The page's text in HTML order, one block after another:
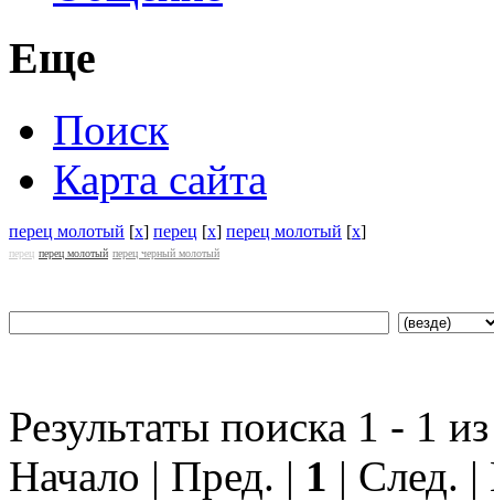
Еще
Поиск
Карта сайта
перец молотый [x] перец [x] перец молотый [x]
перец перец молотый перец черный молотый
Результаты поиска 1 - 1
Начало | Пред. | 1 | След.